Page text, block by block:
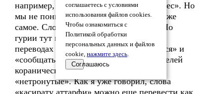
например, мы говорим «девственный лес». Но
мы не понимаем это буквально. Тут то же
самое. Слово означает «нетронутые». Но
гурии тут не при чем. В традиционных
переводах его переводят также «касаться» и
«сообщаться». В переводах представителей
коранического Ислама - «касаться»,
«нетронутые». Как я уже говорил, слова
«касирату аттарфи» можно еще перевести как
соглашаетесь с условиями
использования файлов cookies.
Чтобы ознакомиться с
Политикой обработки
персональных данных и файлов
cookie, нажмите здесь.
Соглашаюсь